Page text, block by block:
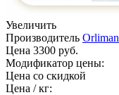
Увеличить
Производитель Orliman
Цена 3300 руб.
Модификатор цены:
Цена со скидкой
Цена / кг: